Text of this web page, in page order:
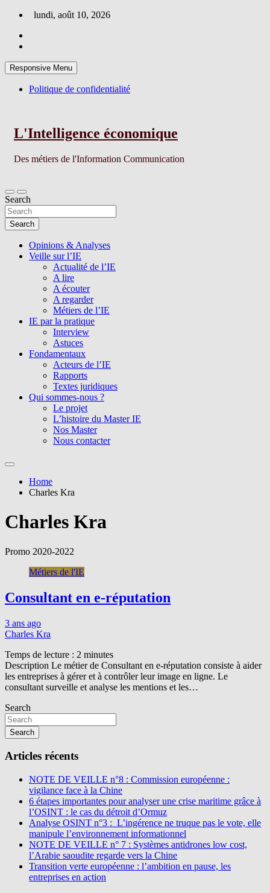
Skip
content
lundi, août 10, 2026
Responsive Menu
Politique de confidentialité
L'Intelligence économique
Des métiers de l'Information Communication
Search
Search
Opinions & Analyses
Veille sur l’IE
Actualité de l’IE
A lire
A écouter
A regarder
Métiers de l’IE
IE par la pratique
Interview
Astuces
Fondamentaux
Acteurs de l’IE
Rapports
Textes juridiques
Qui sommes-nous ?
Le projet
L’histoire du Master IE
Nos Master
Nous contacter
Home
Charles Kra
Charles Kra
Promo 2020-2022
Métiers de l'IE
Consultant en e-réputation
3 ans ago
Charles Kra
Temps de lecture : 2 minutes
Description Le métier de Consultant en e-réputation consiste à aider
les entreprises à gérer et à contrôler leur image en ligne. Le
consultant surveille et analyse les mentions et les…
Search
Search
Articles récents
NOTE DE VEILLE n°8 : Commission européenne :
vigilance face à la Chine
6 étapes importantes pour analyser une crise maritime grâce à
l’OSINT : le cas du détroit d’Ormuz
Analyse OSINT n°3 : L’ingérence ne truque pas le vote, elle
manipule l’environnement informationnel
NOTE DE VEILLE n° 7 : Systèmes antidrones low cost,
l’Arabie saoudite regarde vers la Chine
Transition verte européenne : l’ambition en pause, les
entreprises en action